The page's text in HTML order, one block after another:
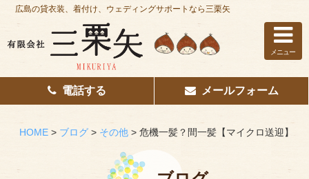
ホーム
はじめての方へ
広島の貸衣装、着付け、ウェディングサポートなら三栗矢
メニュー
電話する メールフォーム
HOME> ブログ> その他> 危機一髪？間一髪【マイクロ送迎】